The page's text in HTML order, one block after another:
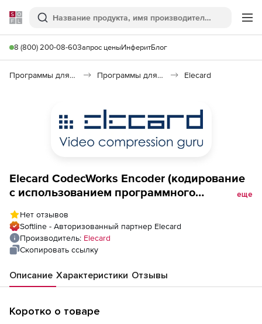
Softline
Поиск
8 (800) 200-08-60Запрос ценыИнферитБлог
Программы для программирования Программы для разработки ПО Elecard
Elecard CodecWorks Encoder (кодирование
с использованием программного
Входные каналы HD (1920x1080)
еще
Нет отзывов
Softline - Авторизованный партнер Elecard
Производитель: Elecard
Скопировать ссылку
Описание Характеристики Отзывы
Коротко о товаре